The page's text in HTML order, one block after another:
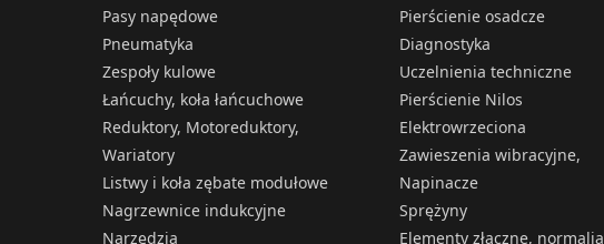
Pasy napędowe
Pneumatyka
Zespoły kulowe
Łańcuchy, koła łańcuchowe
Reduktory, Motoreduktory,
Wariatory
Listwy i koła zębate modułowe
Nagrzewnice indukcyjne
Narzędzia
Pierścienie osadcze
Diagnostyka
Uczelnienia techniczne
Pierścienie Nilos
Elektrowrzeciona
Zawieszenia wibracyjne,
Napinacze
Sprężyny
Elementy złączne, normalia